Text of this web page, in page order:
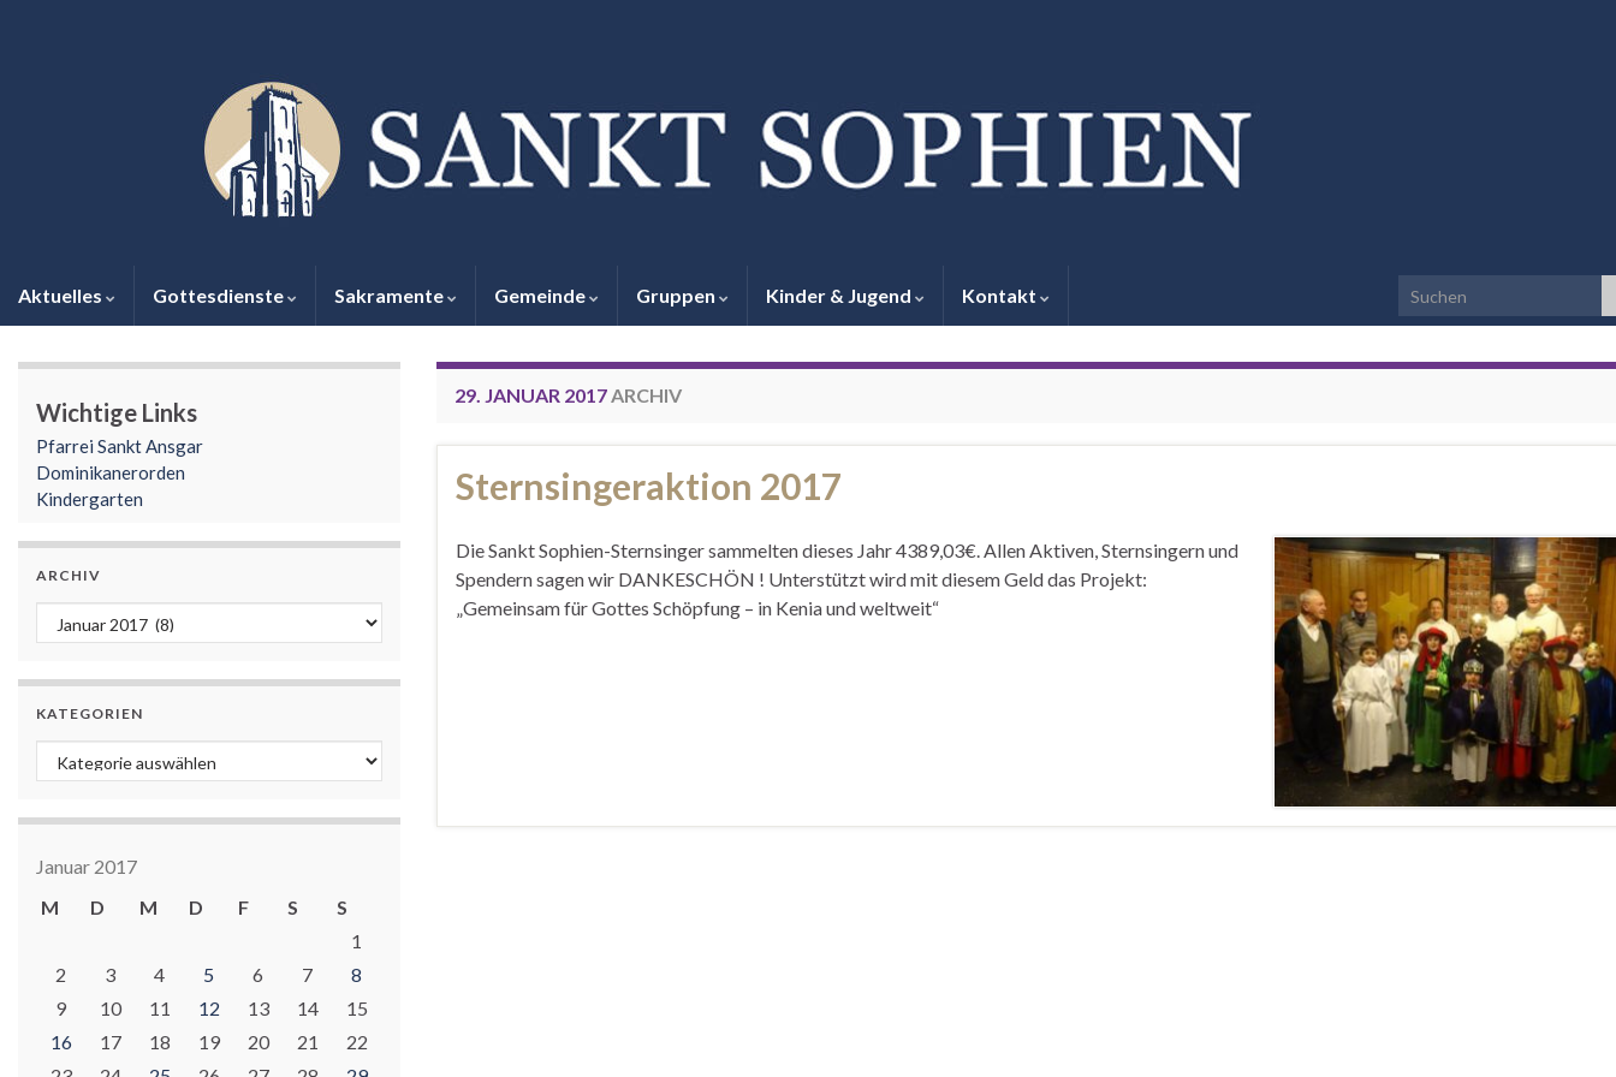
Aktuelles Gottesdienste Sakramente Gemeinde Gruppen Kinder & Jugend Kontakt Search for:
29. JANUAR 2017ARCHIV
Sternsingeraktion 2017
Die Sankt Sophien-Sternsinger sammelten dieses Jahr 4389,03€. Allen Aktiven, Sternsingern und
Spendern sagen wir DANKESCHÖN ! Unterstützt wird mit diesem Geld das Projekt:
„Gemeinsam für Gottes Schöpfung – in Kenia und weltweit“
Wichtige Links
Pfarrei Sankt Ansgar
Dominikanerorden
Kindergarten
ARCHIV
Archiv
KATEGORIEN
Kategorien
Januar 2017
M
D M D F S
S
1
2
3 4 5 6 7
8
9
10 11 12 13 14
15
16
17 18 19 20 21
22